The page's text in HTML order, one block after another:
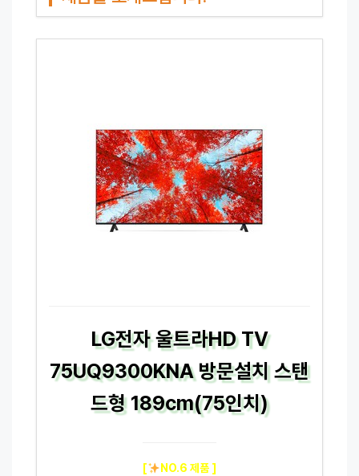
LG전자 울트라HD TV
75UQ9300KNA 방문설치 스탠
드형 189cm(75인치)
[ NO.6 제품 ]